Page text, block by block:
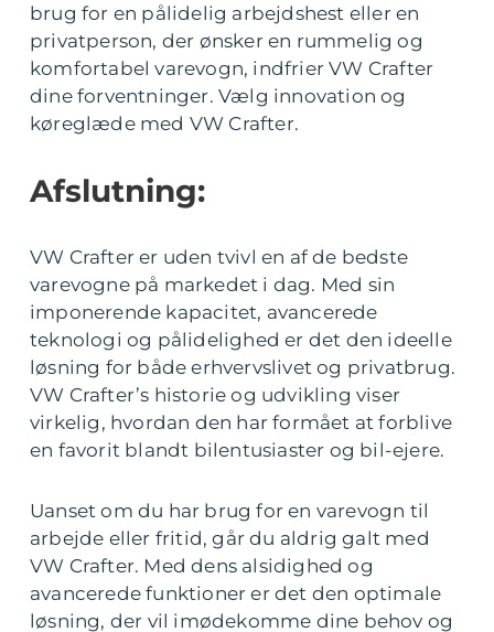
brug for en pålidelig arbejdshest eller en
privatperson, der ønsker en rummelig og
komfortabel varevogn, indfrier VW Crafter
dine forventninger. Vælg innovation og
køreglæde med VW Crafter.
Afslutning:
VW Crafter er uden tvivl en af de bedste
varevogne på markedet i dag. Med sin
imponerende kapacitet, avancerede
teknologi og pålidelighed er det den ideelle
løsning for både erhvervslivet og privatbrug.
VW Crafter’s historie og udvikling viser
virkelig, hvordan den har formået at forblive
en favorit blandt bilentusiaster og bil-ejere.
Uanset om du har brug for en varevogn til
arbejde eller fritid, går du aldrig galt med
VW Crafter. Med dens alsidighed og
avancerede funktioner er det den optimale
løsning, der vil imødekomme dine behov og